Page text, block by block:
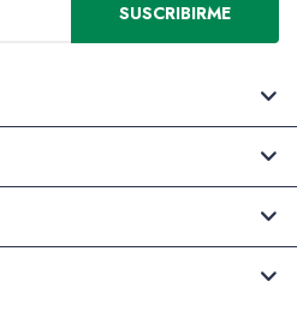
SUSCRIBIRME